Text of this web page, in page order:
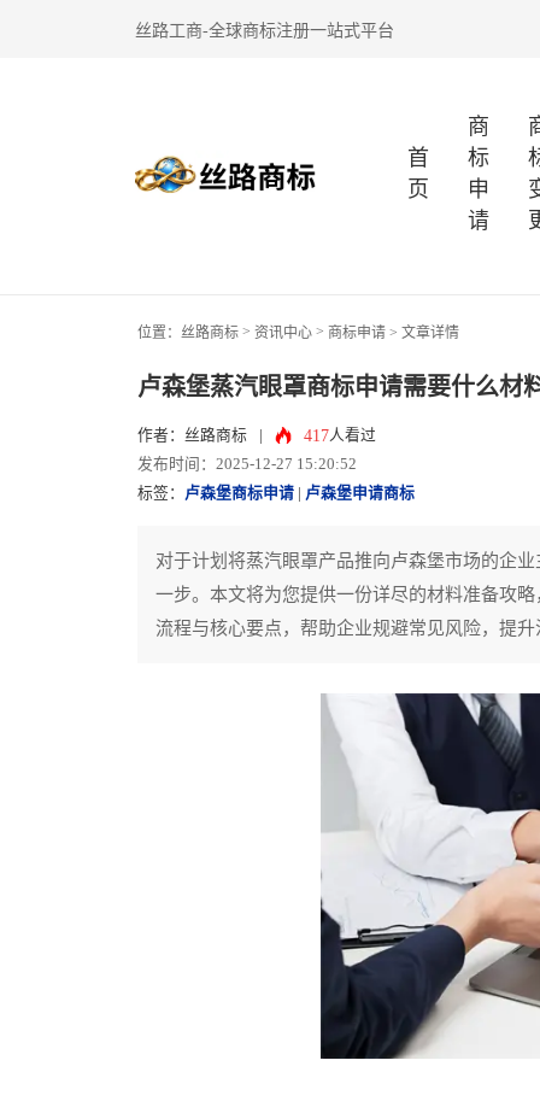
丝路工商-全球商标注册一站式平台
首
页
商
标
申
请
位置： 丝路商标 > 资讯中心 > 商标申请 > 文章详情
卢森堡蒸汽眼罩商标申请需要什么材
作者：丝路商标 417人看过
发布时间：2025-12-27 15:20:52
标签： 卢森堡商标申请 卢森堡申请商标
对于计划将蒸汽眼罩产品推向卢森堡市场的企
一步。本文将为您提供一份详尽的材料准备攻
流程与核心要点，帮助企业规避常见风险，提